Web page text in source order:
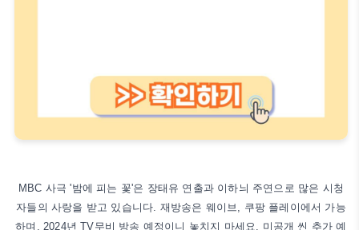
MBC 사극 '밤에 피는 꽃'은 장태유 연출과 이하늬 주연으로 많은 시청
자들의 사랑을 받고 있습니다. 재방송은 웨이브, 쿠팡 플레이에서 가능
하며, 2024년 TV무비 방송 예정이니 놓치지 마세요. 미공개 씬 추가 예